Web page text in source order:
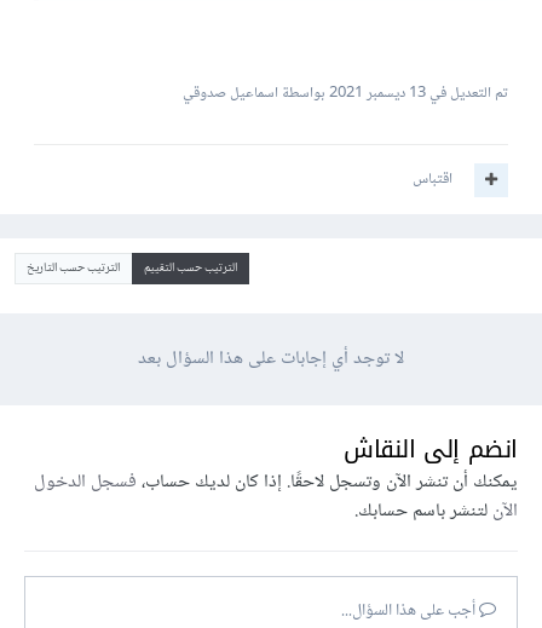
تم التعديل في13 ديسمبر 2021 بواسطة اسماعيل صدوقي
اقتباس
الترتيب حسب التقييم الترتيب حسب التاريخ
لا توجد أي إجابات على هذا السؤال بعد
انضم إلى النقاش
يمكنك أن تنشر الآن وتسجل لاحقًا. إذا كان لديك حساب،فسجل الدخول
الآنلتنشر باسم حسابك.
أجب على هذا السؤال...